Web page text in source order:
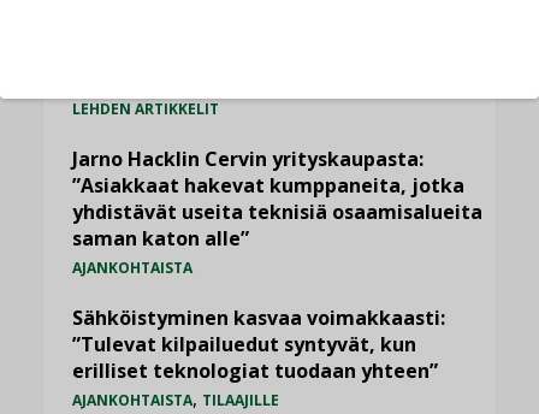
LEHDEN ARTIKKELIT
Jarno Hacklin Cervin yrityskaupasta:
”Asiakkaat hakevat kumppaneita, jotka
yhdistävät useita teknisiä osaamisalueita
saman katon alle”
AJANKOHTAISTA
Sähköistyminen kasvaa voimakkaasti:
”Tulevat kilpailuedut syntyvät, kun
erilliset teknologiat tuodaan yhteen”
AJANKOHTAISTA, TILAAJILLE